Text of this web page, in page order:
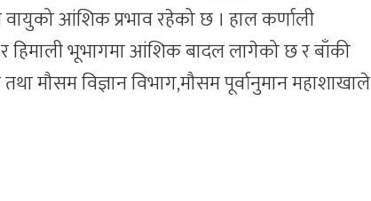
वायुको आंशिक प्रभाव रहेको छ । हाल कर्णाली
हिमाली भूभागमा आंशिक बादल लागेको छ र बाँकी
मौसम विज्ञान विभाग,मौसम पूर्वानुमान महाशाखाले